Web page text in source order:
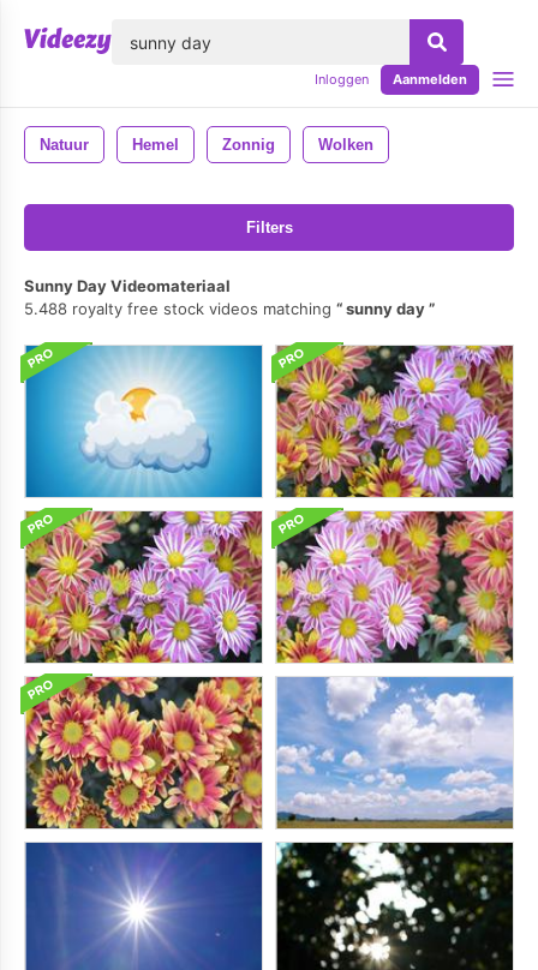
Inloggen Aanmelden
Natuur Hemel Zonnig Wolken
Filters
Sunny Day Videomateriaal
5.488 royalty free stock videos matching
sunny day